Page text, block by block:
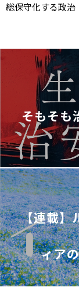
総保守化する政治
そもそも
【連載】
ィア